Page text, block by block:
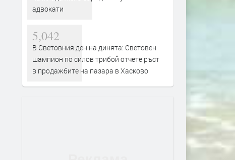
адвокати
5,042
В Световния ден на динята: Световен
шампион по силов трибой отчете ръст
в продажбите на пазара в Хасково